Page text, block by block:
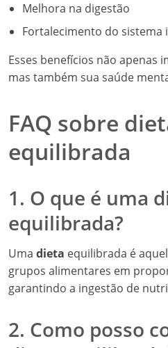
Melhora na digestão
Fortalecimento do sistema
Esses benefícios não apenas
mas também sua saúde
FAQ sobre
equilibrada
1. O que é uma
equilibrada?
Uma dieta equilibrada é
grupos alimentares em
garantindo a ingestão de
2. Como posso